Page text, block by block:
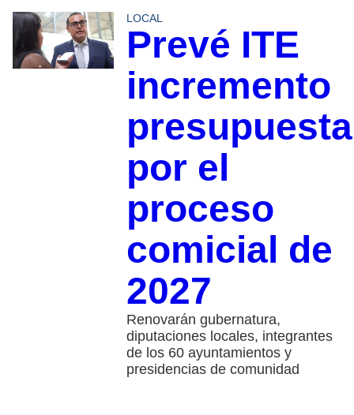
LOCAL
Prevé ITE
incremento
por el
proceso
comicial de
2027
Renovarán gubernatura,
diputaciones locales, integrantes
de los 60 ayuntamientos y
presidencias de comunidad